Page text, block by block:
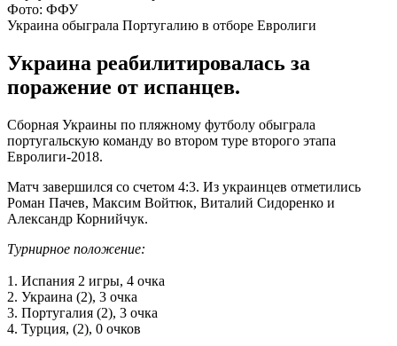
Фото: ФФУ
Украина обыграла Португалию в отборе Евролиги
Украина реабилитировалась за
поражение от испанцев.
Сборная Украины по пляжному футболу обыграла
португальскую команду во втором туре второго этапа
Евролиги-2018.
Матч завершился со счетом 4:3. Из украинцев отметились
Роман Пачев, Максим Войтюк, Виталий Сидоренко и
Александр Корнийчук.
Турнирное положение:
1. Испания 2 игры, 4 очка
2. Украина (2), 3 очка
3. Португалия (2), 3 очка
4. Турция, (2), 0 очков